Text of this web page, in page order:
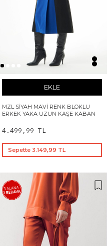
EKLE
MZL SIYAH MAVI RENK BLOKLU
ERKEK YAKA UZUN KAŞE KABAN
4.499,99 TL
Sepette 3.149,99 TL